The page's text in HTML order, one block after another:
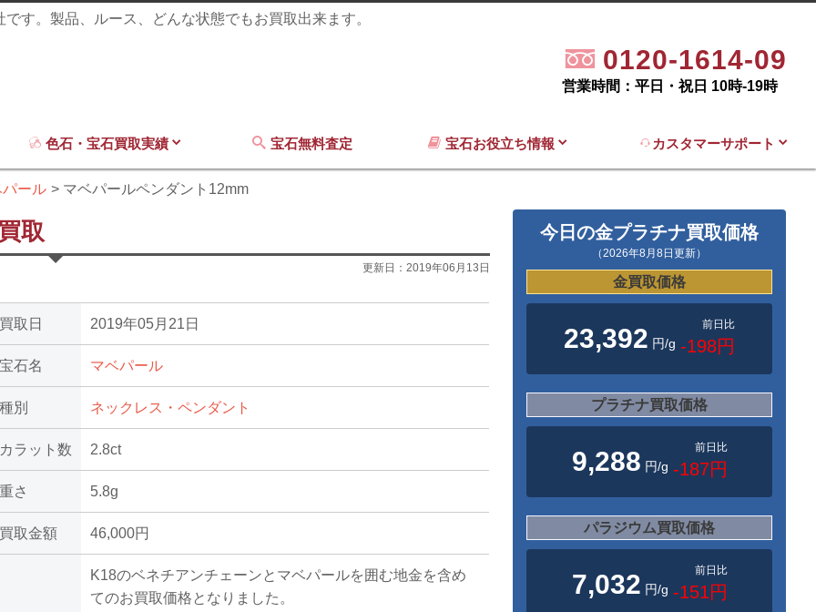
す。製品、ルース、どんな状態でもお買取出来ます。
0120-1614-09
営業時間：平日・祝日 10時-19時
色石・宝石買取実績 宝石無料査定 宝石お役立ち情報 カスタマーサポート
ール マベパールペンダント12mm
取
更新日： 2019年06月13日
買取日 2019年05月21日
宝石名 マベパール
種別 ネックレス・ペンダント
カラット数 2.8ct
重さ 5.8g
買取金額 46,000円
K18のベネチアンチェーンとマベパールを囲む地金を含め
てのお買取価格となりました。
今日の金プラチナ買取価格
（2026年8月8日更新）
金買取価格
23,392 円/g
前日比
-198円
プラチナ買取価格
9,288 円/g
前日比
-187円
パラジウム買取価格
7,032 円/g
前日比
-151円